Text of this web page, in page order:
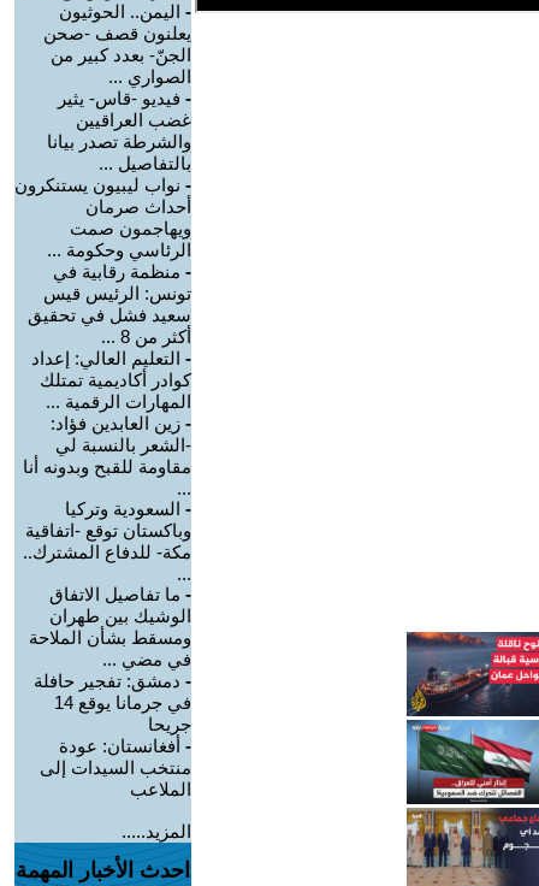
- اليمن.. الحوثيون
يعلنون قصف -صحن
الجنّ- بعدد كبير من
الصواري ...
- فيديو -قاس- يثير
غضب العراقيين
والشرطة تصدر بيانا
بالتفاصيل ...
- نواب ليبيون يستنكرون
أحداث صرمان
ويهاجمون صمت
الرئاسي وحكومة ...
- منظمة رقابية في
تونس: الرئيس قيس
سعيد فشل في تحقيق
أكثر من 8 ...
- التعليم العالي: إعداد
كوادر أكاديمية تمتلك
المهارات الرقمية ...
- زين العابدين فؤاد:
-الشعر بالنسبة لي
مقاومة للقبح وبدونه أنا
...
- السعودية وتركيا
وباكستان توقع -اتفاقية
مكة- للدفاع المشترك..
...
- ما تفاصيل الاتفاق
الوشيك بين طهران
ومسقط بشأن الملاحة
في مضي ...
- دمشق: تفجير حافلة
في جرمانا يوقع 14
جريحا
- أفغانستان: عودة
منتخب السيدات إلى
الملاعب
المزيد.....
احدث الأخبار المهمة